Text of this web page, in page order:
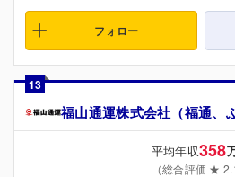
フォロー
13
福山通運株式会社（福通、
平均年収358
（総合評価 ★